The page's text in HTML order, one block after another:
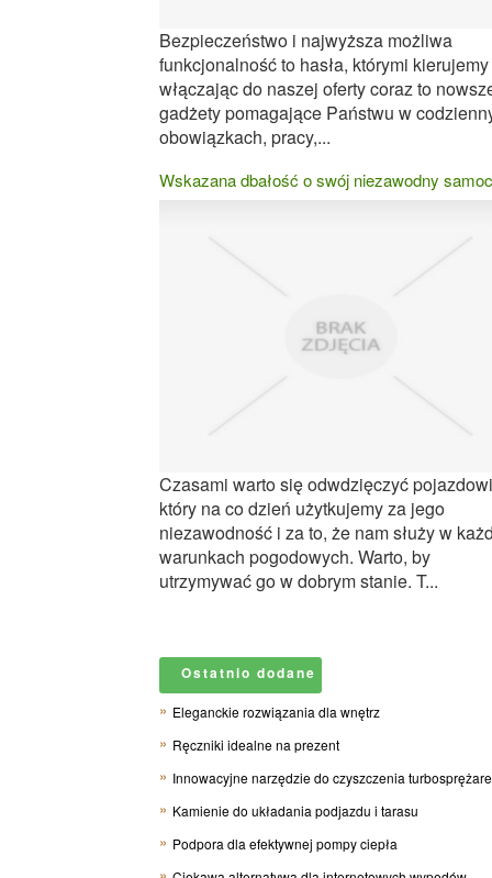
Bezpieczeństwo i najwyższa możliwa
funkcjonalność to hasła, którymi
włączając do naszej oferty coraz to
gadżety pomagające Państwu w
obowiązkach, pracy,...
Wskazana dbałość o swój niezawodny
Czasami warto się odwdzięczyć
który na co dzień użytkujemy za jego
niezawodność i za to, że nam służy w
warunkach pogodowych. Warto, by
utrzymywać go w dobrym stanie. T...
Ostatnio dodane
Eleganckie rozwiązania dla wnętrz
Ręczniki idealne na prezent
Innowacyjne narzędzie do czyszczenia
Kamienie do układania podjazdu i tarasu
Podpora dla efektywnej pompy ciepła